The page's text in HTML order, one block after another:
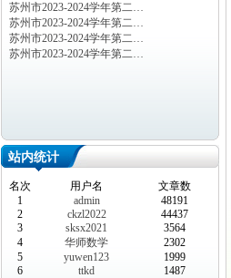
苏州市2023-2024学年第二…
苏州市2023-2024学年第二…
苏州市2023-2024学年第二…
苏州市2023-2024学年第二…
站内统计
名次 用户名
文章数
1
admin
48191
2
ckzl2022
44437
3
sksx2021
3564
4
华师数学
2302
5
yuwen123
1999
6
ttkd
1487